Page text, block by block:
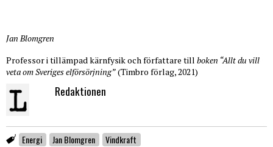
Jan Blomgren
Professor i tillämpad kärnfysik och författare till boken “Allt du vill
veta om Sveriges elförsörjning”(Timbro förlag, 2021)
Redaktionen
Energi Jan Blomgren Vindkraft